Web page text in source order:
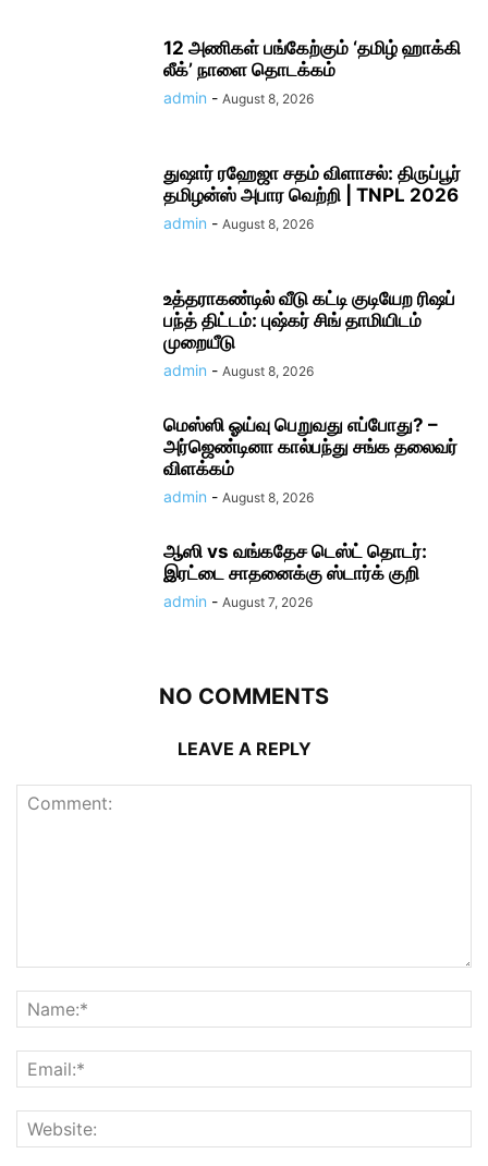
12 அணிகள் பங்கேற்கும் ‘தமிழ் ஹாக்கி
லீக்’ நாளை தொடக்கம்
admin - August 8, 2026
துஷார் ரஹேஜா சதம் விளாசல்: திருப்பூர்
தமிழன்ஸ் அபார வெற்றி | TNPL 2026
admin - August 8, 2026
உத்தராகண்டில் வீடு கட்டி குடியேற ரிஷப்
பந்த் திட்டம்: புஷ்கர் சிங் தாமியிடம்
முறையீடு
admin - August 8, 2026
மெஸ்ஸி ஓய்வு பெறுவது எப்போது? –
அர்ஜெண்டினா கால்பந்து சங்க தலைவர்
விளக்கம்
admin - August 8, 2026
ஆஸி vs வங்கதேச டெஸ்ட் தொடர்:
இரட்டை சாதனைக்கு ஸ்டார்க் குறி
admin - August 7, 2026
NO COMMENTS
LEAVE A REPLY